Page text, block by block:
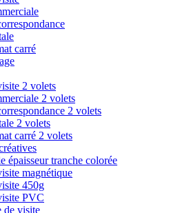
carré
2 volets
2 volets
2 volets
2 volets
carré 2 volets
épaisseur tranche colorée
magnétique
450g
PVC
de visite